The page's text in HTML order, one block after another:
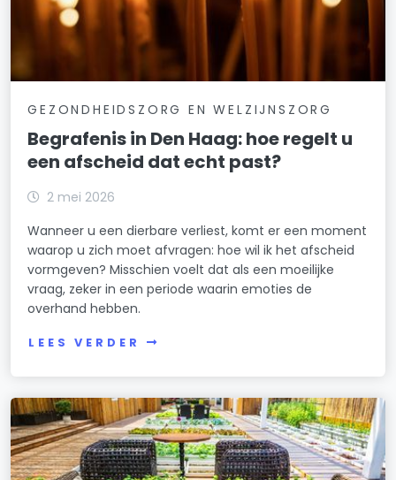
GEZONDHEIDSZORG EN WELZIJNSZORG
Begrafenis in Den Haag: hoe regelt u
een afscheid dat echt past?
2 mei 2026
Wanneer u een dierbare verliest, komt er een moment
waarop u zich moet afvragen: hoe wil ik het afscheid
vormgeven? Misschien voelt dat als een moeilijke
vraag, zeker in een periode waarin emoties de
overhand hebben.
LEES VERDER